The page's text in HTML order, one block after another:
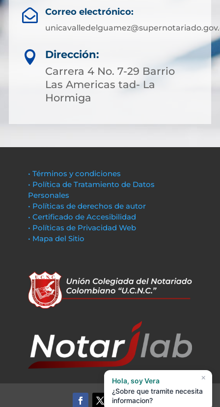
 Correo electrónico:

Dirección:
Carrera 4 No. 7-29 Barrio
Las Americas tad- La
Hormiga
• Términos y condiciones
• Política de Tratamiento de Datos
Personales
• Políticas de derechos de autor
• Certificado de Accesibilidad
• Políticas de Privacidad Web
• Mapa del Sitio
×
Hola, soy Vera
¿Sobre que tramite necesita
informacion?